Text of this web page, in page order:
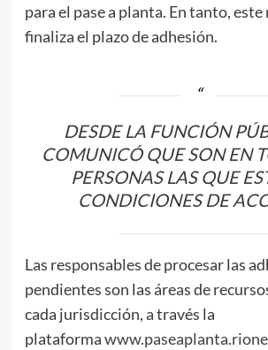
para el pase a planta. En tanto,
finaliza el plazo de adhesión.
DESDE LA FUNCIÓN
COMUNICÓ QUE SON EN
PERSONAS LAS QUE
CONDICIONES DE
Las responsables de procesar las
pendientes son las áreas de
cada jurisdicción, a través la
plataforma